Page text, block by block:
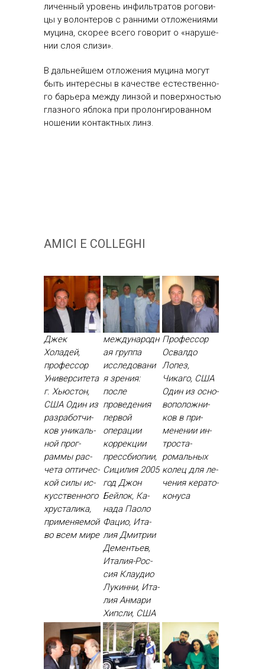
личен­ный уро­вень ин­филь­тра­тов ро­гови­
цы у во­лон­те­ров с ран­ни­ми от­ло­жени­ями
му­цина, ско­рее все­го го­ворит о «на­руше­
нии слоя сли­зи».
В даль­ней­шем от­ло­жения му­цина мо­гут
быть ин­те­рес­ны в ка­чес­тве ес­тес­твен­но­
го барь­ера меж­ду лин­зой и по­вер­хностью
глаз­но­го яб­ло­ка при про­лон­ги­рован­ном
но­шении кон­так­тных линз.
AMICI E COLLEGHI
Джек
Холадей,
профессор
Университета
г. Хьюстон,
США Один из
раз­ра­бот­чи­
ков уни­каль­
ной прог­
раммы рас­
че­та оп­ти­чес­
кой си­лы ис­
кусс­твен­но­го
хрус­та­лика,
при­меня­емой
во всем ми­ре
международн
ая группа
исследовани
я зрения:
после
проведения
первой
операции
коррекции
прессбиопии,
Сицилия 2005
год Джон
Бей­лок, Ка­
нада Па­оло
Фа­цио, Ита­
лия Дмит­рии
Де­менть­ев,
Ита­лия-Рос­
сия Кла­удио
Лу­кин­ни, Ита­
лия Ан­ма­ри
Хип­сли, США
Профессор
Освалдо
Лопез,
Чикаго, США
Один из ос­но­
вопо­лож­ни­
ков в при­
мене­нии ин­
трос­та­
ромаль­ных
ко­лец для ле­
чения ке­рато­
кону­са